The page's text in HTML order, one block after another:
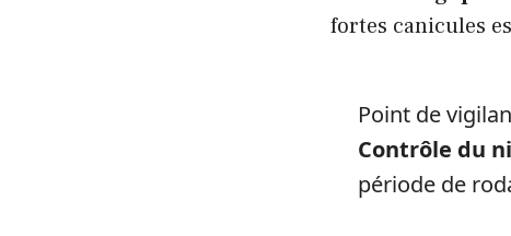
fortes canicules
Point de
Contrôle du
période de